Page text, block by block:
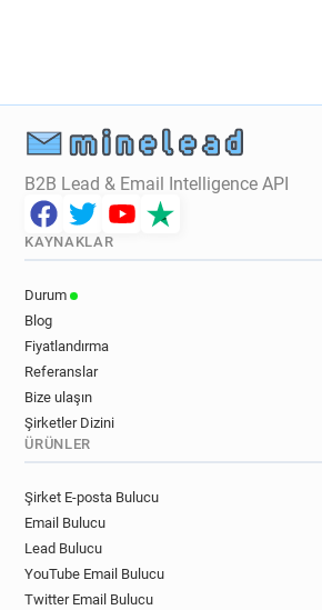
B2B Lead & Email Intelligence API
KAYNAKLAR
Durum
Blog
Fiyatlandırma
Referanslar
Bize ulaşın
Şirketler Dizini
ÜRÜNLER
Şirket E-posta Bulucu
Email Bulucu
Lead Bulucu
YouTube Email Bulucu
Twitter Email Bulucu